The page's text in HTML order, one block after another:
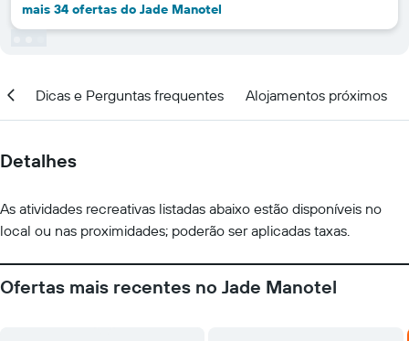
mais 34 ofertas do Jade Manotel
Dicas e Perguntas frequentes Alojamentos próximos
Detalhes
As atividades recreativas listadas abaixo estão disponíveis no
local ou nas proximidades; poderão ser aplicadas taxas.
Ofertas mais recentes no Jade Manotel